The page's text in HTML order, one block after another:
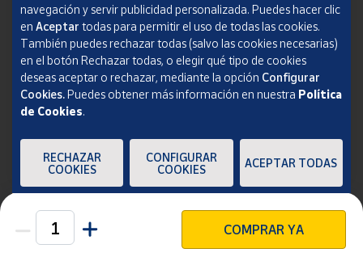
Unidades COMPRAR YA
Condiciones del servicio
Política de Privacidad Web
Informe de transparencia
SOCIEDAD ESTATAL CORREOS Y TELÉGRAFOS, S.A., S.M.E. Todos los derechos
navegación y servir publicidad personalizada. Puedes hacer clic
en Aceptar todas para permitir el uso de todas las cookies.
También puedes rechazar todas (salvo las cookies necesarias)
en el botón Rechazar todas, o elegir qué tipo de cookies
deseas aceptar o rechazar, mediante la opción Configurar
Cookies.Puedes obtener más información en nuestra Política
de Cookies.
RECHAZAR
COOKIES
CONFIGURAR
COOKIES
ACEPTAR TODAS